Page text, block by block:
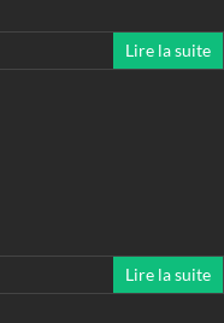
Lire la suite
Lire la suite